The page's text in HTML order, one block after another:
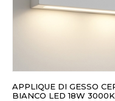
APPLIQUE DI GESSO
BIANCO LED 18W 3000K